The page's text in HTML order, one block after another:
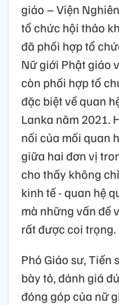
giáo – Viện
tổ chức hội thảo
đã phối hợp tổ
Nữ giới Phật giáo
còn phối hợp tổ
đặc biệt về quan
Lanka năm 2021.
nối của mối quan
giữa hai đơn vị
cho thấy không
kinh tế - quan hệ
mà những vấn đề
rất được coi trọng.
Phó Giáo sư, Tiến
bày tỏ, đánh giá
đóng góp của nữ